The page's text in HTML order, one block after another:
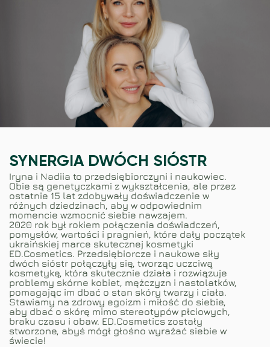
SYNERGIA DWÓCH SIÓSTR
Iryna i Nadiia to przedsiębiorczyni i naukowiec.
Obie są genetyczkami z wykształcenia, ale przez
ostatnie 15 lat zdobywały doświadczenie w
różnych dziedzinach, aby w odpowiednim
momencie wzmocnić siebie nawzajem.
2020 rok był rokiem połączenia doświadczeń,
pomysłów, wartości i pragnień, które dały początek
ukraińskiej marce skutecznej kosmetyki
ED.Cosmetics. Przedsiębiorcze i naukowe siły
dwóch sióstr połączyły się, tworząc uczciwą
kosmetykę, która skutecznie działa i rozwiązuje
problemy skórne kobiet, mężczyzn i nastolatków,
pomagając im dbać o stan skóry twarzy i ciała.
Stawiamy na zdrowy egoizm i miłość do siebie,
aby dbać o skórę mimo stereotypów płciowych,
braku czasu i obaw. ED.Cosmetics zostały
stworzone, abyś mógł głośno wyrażać siebie w
świecie!